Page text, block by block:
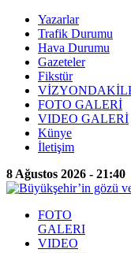
Yazarlar
Trafik Durumu
Hava Durumu
Gazeteler
Fikstür
FOTO GALERİ
VIDEO GALERİ
Künye
İletişim
8 Ağustos 2026 - 21:40
FOTO
GALERI
VIDEO